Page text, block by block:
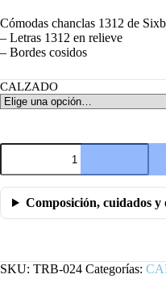
Cómodas chanclas 1312 de
– Letras 1312 en relieve
– Bordes cosidos
CALZADO
CHANCLAS
SIXBLOX
cantidad
Composición, cuidados y
SKU: TRB-024 Categorías: